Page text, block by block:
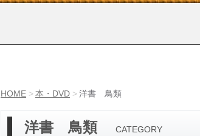
HOME 本・DVD 洋書 鳥類
洋書 鳥類 CATEGORY